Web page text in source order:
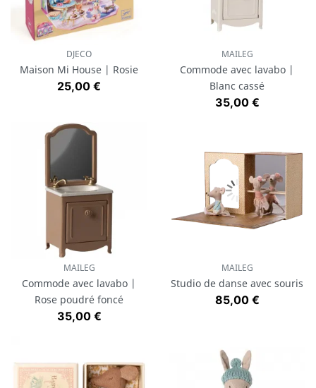
DJECO
Maison Mi House | Rosie
Prix
25,00 €
MAILEG
Commode avec lavabo |
Blanc cassé
Prix
35,00 €
MAILEG
Commode avec lavabo |
Rose poudré foncé
Prix
35,00 €
MAILEG
Studio de danse avec souris
Prix
85,00 €